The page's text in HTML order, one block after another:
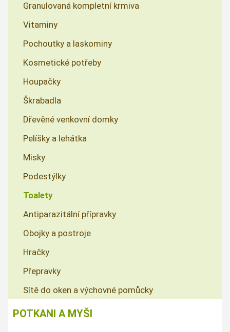
Granulovaná kompletní krmiva
Vitaminy
Pochoutky a laskominy
Kosmetické potřeby
Houpačky
Škrabadla
Dřevěné venkovní domky
Pelíšky a lehátka
Misky
Podestýlky
Toalety
Antiparazitální přípravky
Obojky a postroje
Hračky
Přepravky
Sítě do oken a výchovné pomůcky
POTKANI A MYŠI